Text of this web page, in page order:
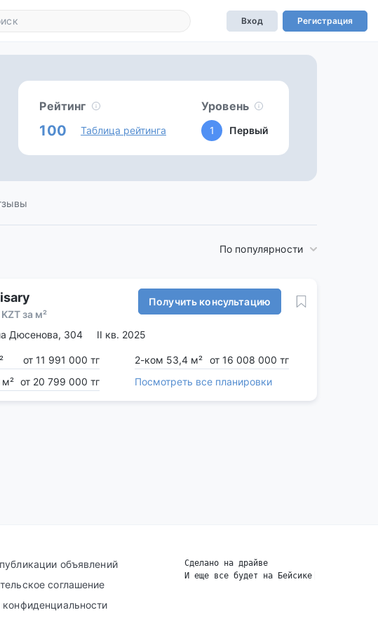
Вход Регистрация
Рейтинг
100 Таблица рейтинга
Уровень
1 Первый
По популярности
за м²
Получить консультацию
Дюсенова, 304 II кв. 2025
от 11 991 000 тг 2-ком 53,4 м² от 16 008 000 тг
от 20 799 000 тг Посмотреть все планировки
объявлений
соглашение
конфиденциальности
Сделано на драйве
И еще все будет на Бейсике